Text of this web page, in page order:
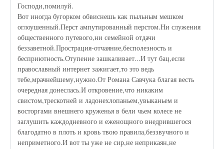
Господи,помилуй.
Вот иногда бугорком обвиснешь как пыльным мешком
оглоушенный.Перст ампутированный перстом.Ни служения
общественного путевого,ни семейной отдачи
беззаветной.Прострация-отчаяние,бесполезность и
бесприютность.Отупение зашкаливает...И тут бац,если
православный интернет зажигает,то это ведь
тебе,мрачнейшему,нужно.От Романа Савчука благая весть
очередная донеслась.И откровение,что никаким
свистом,трескотней и ладонехлопаньем,увыканьем и
восторгами внешнего круженья в бели чьем колесе не
заглушить каждодневного и еженощного внедрившегося
благодатно в плоть и кровь твою правила,беззвучного и
неприметного.И вот ты уже не сир,не неприкаян,не